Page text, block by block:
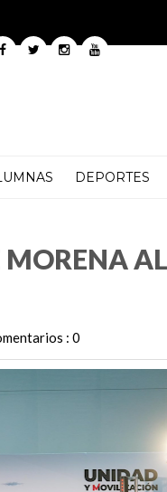
DEPORTES
: 0